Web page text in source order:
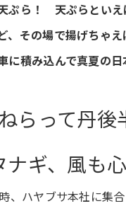
ぷら！ 天ぷらとい
、その場で揚げちゃ
に積み込んで真夏の日
らって丹
ギ、風も
、ハヤブサ本社に集